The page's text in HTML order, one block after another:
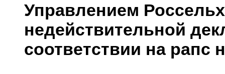
Управлением
недействительной
соответствии на